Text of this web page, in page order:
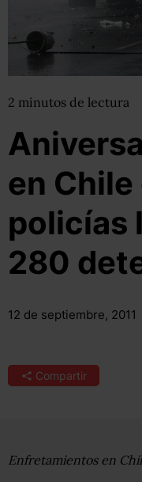
2 minutos de lectura
en
policías
280
12 de septiembre, 2011
Compartir
Enfretamientos en